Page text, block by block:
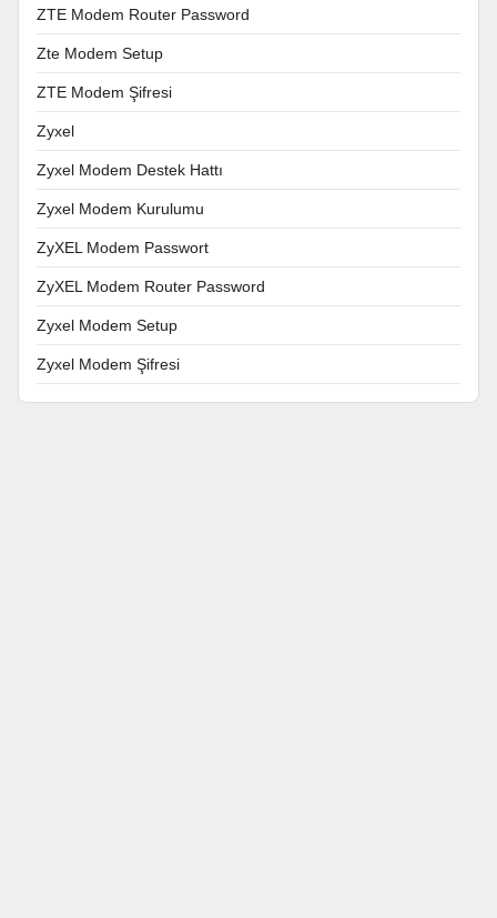
ZTE Modem Router Password
Zte Modem Setup
ZTE Modem Şifresi
Zyxel
Zyxel Modem Destek Hattı
Zyxel Modem Kurulumu
ZyXEL Modem Passwort
ZyXEL Modem Router Password
Zyxel Modem Setup
Zyxel Modem Şifresi